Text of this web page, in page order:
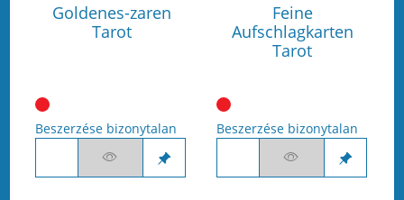
Goldenes-zaren
Tarot
Beszerzése bizonytalan
Feine
Aufschlagkarten
Tarot
Beszerzése bizonytalan